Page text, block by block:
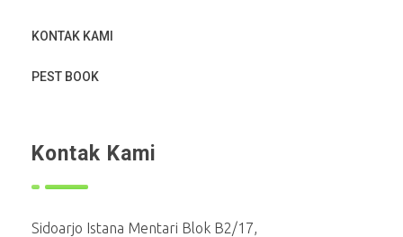
KONTAK KAMI
PEST BOOK
Kontak Kami
Sidoarjo Istana Mentari Blok B2/17,